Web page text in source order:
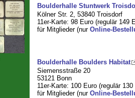
Boulderhalle Stuntwerk
Kölner Str. 2, 53840 Troisdorf
11er-Karte: 98 Euro (regulär 149
für Mitglieder (nur Online-
Boulderhalle Boulders Habitat
Siemensstraße 20
53121 Bonn
11er-Karte: 100 Euro (regulär 130
für Mitglieder (nur Online-